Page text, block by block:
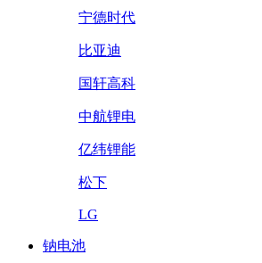
宁德时代
比亚迪
国轩高科
中航锂电
亿纬锂能
松下
LG
钠电池